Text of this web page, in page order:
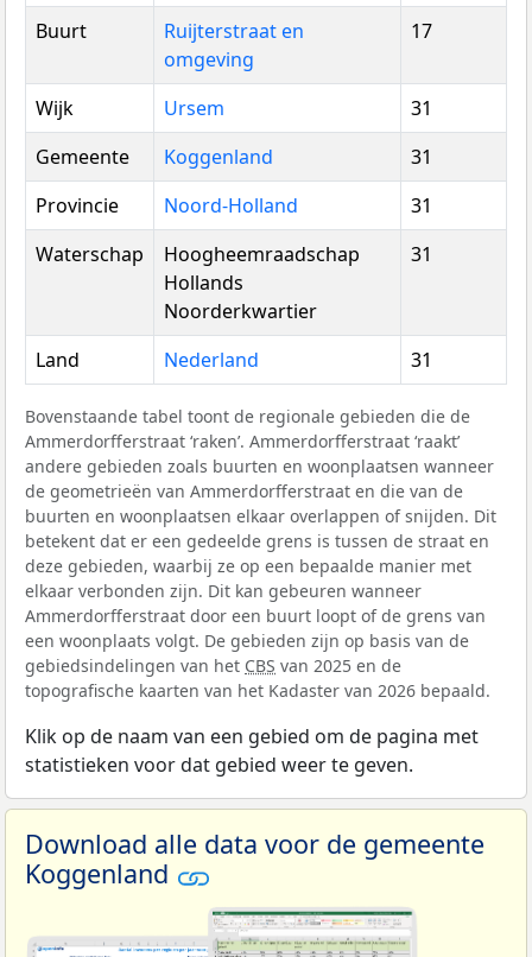
Buurt
Ruijterstraat en
omgeving
17
Wijk Ursem
31
Gemeente
Koggenland
31
Provincie
Noord-Holland
31
Waterschap
Hoogheemraadschap
Hollands
Noorderkwartier
31
Land Nederland 31
Bovenstaande tabel toont de regionale gebieden die de
Ammerdorfferstraat ‘raken’. Ammerdorfferstraat ‘raakt’
andere gebieden zoals buurten en woonplaatsen wanneer
de geometrieën van Ammerdorfferstraat en die van de
buurten en woonplaatsen elkaar overlappen of snijden. Dit
betekent dat er een gedeelde grens is tussen de straat en
deze gebieden, waarbij ze op een bepaalde manier met
elkaar verbonden zijn. Dit kan gebeuren wanneer
Ammerdorfferstraat door een buurt loopt of de grens van
een woonplaats volgt. De gebieden zijn op basis van de
gebiedsindelingen van het CBS van 2025 en de
topografische kaarten van het Kadaster van 2026 bepaald.
Klik op de naam van een gebied om de pagina met
statistieken voor dat gebied weer te geven.
Download alle data voor de gemeente
Koggenland